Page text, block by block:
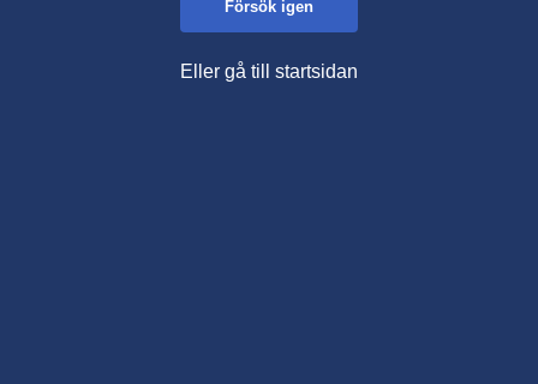
Försök igen
Eller gå till startsidan